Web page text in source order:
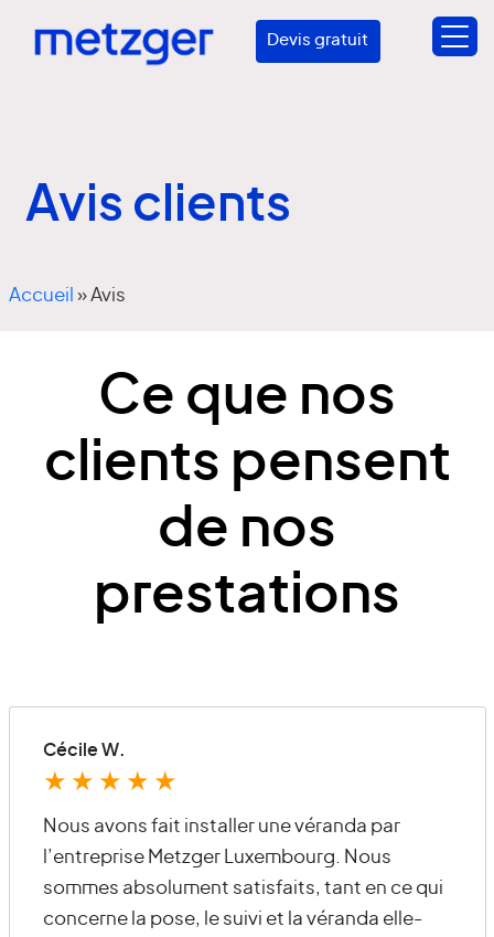
Devis gratuit
Avis clients
Accueil »Avis
Ce que nos
clients pensent
de nos
prestations
Cécile W.
★ ★ ★ ★ ★
Nous avons fait installer une véranda par
l’entreprise Metzger Luxembourg. Nous
sommes absolument satisfaits, tant en ce qui
concerne la pose, le suivi et la véranda elle-